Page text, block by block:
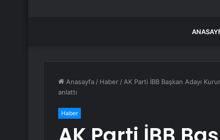
Anasayfa / Haber / AK Parti İBB Başkan Adayı
anlattı
Haber